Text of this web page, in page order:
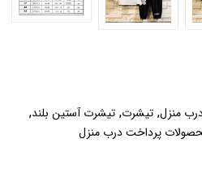
منزل, تیشرت, تیشرت آستین بلند,
پرداخت درب منزل